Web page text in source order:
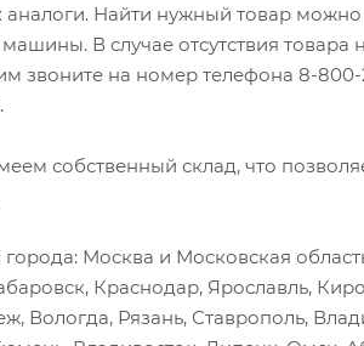
Найти нужный товар
В случае отсутствия товара
звоните на номер телефона 8-
собственный склад, что
Москва и Московская
Краснодар, Ярославль,
Вологда, Рязань, Ставрополь,